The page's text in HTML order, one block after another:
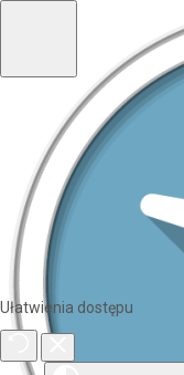
Ułatwienia dostępu